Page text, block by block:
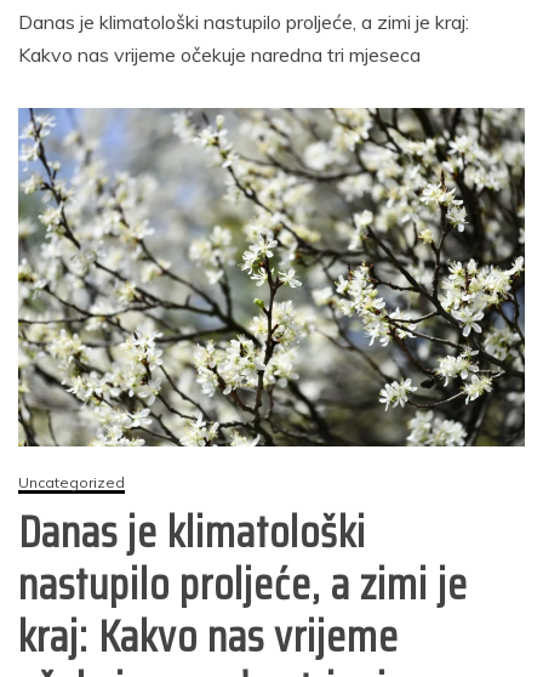
Danas je klimatološki nastupilo proljeće, a zimi je kraj:
Kakvo nas vrijeme očekuje naredna tri mjeseca
Uncategorized
Danas je klimatološki
nastupilo proljeće, a zimi je
kraj: Kakvo nas vrijeme